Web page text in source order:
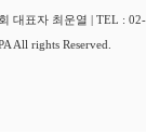
대표자 최운열 | TEL :
All rights Reserved.